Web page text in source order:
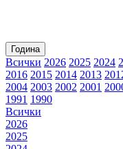
Година
Всички 2026 2025 2024
2016 2015 2014 2013
2004 2003 2002 2001
1991 1990
Всички
2026
2025